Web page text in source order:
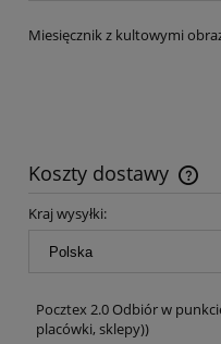
Miesięcznik z kultowymi
Koszty dostawy
Kraj wysyłki:
Pocztex 2.0 Odbiór w
placówki, sklepy))